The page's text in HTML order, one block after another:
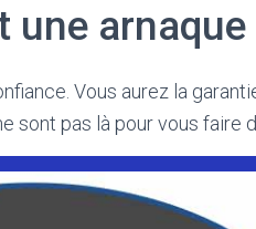
une arnaque
Vous aurez la
sont pas là pour vous faire